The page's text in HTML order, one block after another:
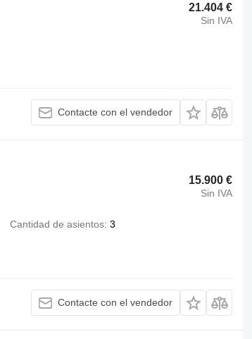
21.404 €
Sin IVA
Contacte con el vendedor
15.900 €
Sin IVA
Cantidad de asientos 3
Contacte con el vendedor